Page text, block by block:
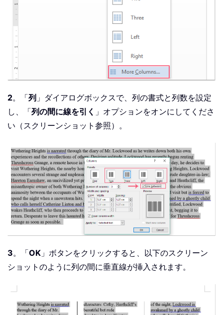
2。「列 」ダイアログボックスで、列の書式と列数を設定
し、「列の間に線を引く 」オプションをオンにしてくださ
い（スクリーンショット参照）。
3。「OK 」ボタンをクリックすると、以下のスクリーン
ショットのように列の間に垂直線が挿入されます。